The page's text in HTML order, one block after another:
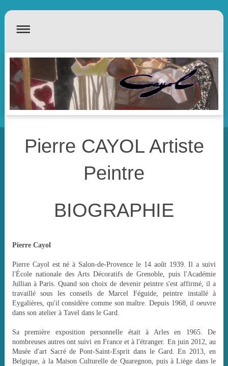
Pierre CAYOL Artiste
Peintre
BIOGRAPHIE
Pierre Cayol
Pierre Cayol est né à Salon-de-Provence le 14 août 1939. Il a suivi
l'École nationale des Arts Décoratifs de Grenoble, puis l'Académie
Jullian à Paris. Quand son choix de devenir peintre s'est affirmé, il a
travaillé sous les conseils de Marcel Féguide, peintre installé à
Eygalières, qu'il considère comme son maître. Depuis 1968, il oeuvre
dans son atelier à Tavel dans le Gard.
Sa première exposition personnelle était à Arles en 1965. De
nombreuses autres ont suivi en France et à l'étranger. En juin 2012, au
Musée d'art Sacré de Pont-Saint-Esprit dans le Gard. En 2013, en
Belgique, à la Maison Culturelle de Quaregnon, puis à Liège dans le